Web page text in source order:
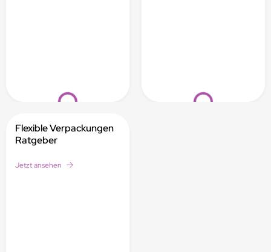
Loading... Loading...
Flexible Verpackungen
Ratgeber
Jetzt ansehen